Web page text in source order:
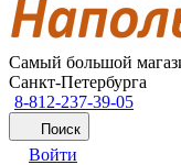
Самый большой
Санкт-Петербурга
8-812-237-39-05
Поиск
Войти